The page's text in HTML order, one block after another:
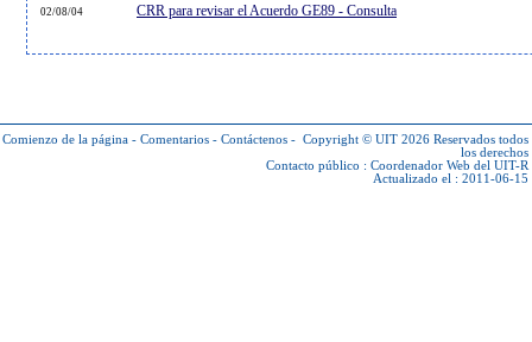
02/08/04 CRR para revisar el Acuerdo GE89 - Consulta
Comienzo de la página - Comentarios - Contáctenos - Copyright © UIT 2026 Reservados todos
los derechos
Contacto público : Coordenador Web del UIT-R
Actualizado el : 2011-06-15